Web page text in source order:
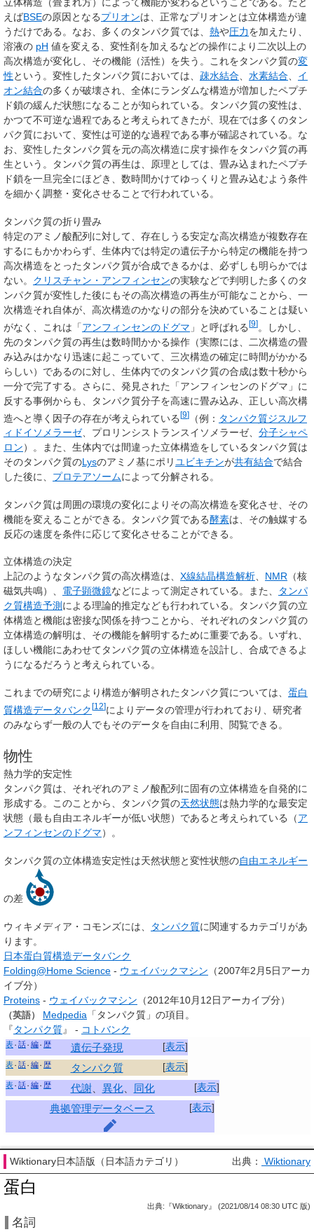
立体構造（畳まれ方）によって機能が変わるということである。たと
えばBSEの原因となるプリオンは、正常なプリオンとは立体構造が違
うだけである。なお、多くのタンパク質では、 熱や圧力を加えたり、
溶液の pH 値を変える、変性剤を加えるなどの操作により二次以上の
高次構造が変化し、その機能（活性）を失う。これをタンパク質の変
性という。変性したタンパク質においては、 疎水結合、 水素結合、 イ
オン結合の多くが破壊され、全体にランダムな構造が増加したペプチ
ド鎖の緩んだ状態になることが知られている。タンパク質の変性は、
かつて不可逆な過程であると考えられてきたが、現在では多くのタン
パク質において、変性は可逆的な過程である事が確認されている。な
お、変性したタンパク質を元の高次構造に戻す操作をタンパク質の再
生という。タンパク質の再生は、原理としては、畳み込まれたペプチ
ド鎖を一旦完全にほどき、数時間かけてゆっくりと畳み込むよう条件
を細かく調整・変化させることで行われている。
タンパク質の折り畳み
特定のアミノ酸配列に対して、存在しうる安定な高次構造が複数存在
するにもかかわらず、生体内では特定の遺伝子から特定の機能を持つ
高次構造をとったタンパク質が合成できるかは、必ずしも明らかでは
ない。 クリスチャン・アンフィンセンの実験などで判明した多くのタ
ンパク質が変性した後にもその高次構造の再生が可能なことから、一
次構造それ自体が、高次構造のかなりの部分を決めていることは疑い
がなく、これは「アンフィンセンのドグマ 」と呼ばれる[9]。しかし、
先のタンパク質の再生は数時間かかる操作（実際には、二次構造の畳
み込みはかなり迅速に起こっていて、三次構造の確定に時間がかかる
らしい）であるのに対し、生体内でのタンパク質の合成は数十秒から
一分で完了する。さらに、発見された「アンフィンセンのドグマ」に
反する事例からも、タンパク質分子を高速に畳み込み、正しい高次構
造へと導く因子の存在が考えられている[9] （例： タンパク質ジスルフ
ィドイソメラーゼ、プロリンシストランスイソメラーゼ、 分子シャペ
ロン）。また、生体内では間違った立体構造をしているタンパク質は
そのタンパク質のLysのアミノ基にポリユビキチンが共有結合で結合
した後に、 プロテアソームによって分解される。
タンパク質は周囲の環境の変化によりその高次構造を変化させ、その
機能を変えることができる。タンパク質である酵素は、その触媒する
反応の速度を条件に応じて変化させることができる。
立体構造の決定
上記のようなタンパク質の高次構造は、 X線結晶構造解析、 NMR （核
磁気共鳴）、 電子顕微鏡などによって測定されている。また、
タンパ
ク質構造予測 による理論的推定なども行われている。タンパク質の立
体構造と機能は密接な関係を持つことから、それぞれのタンパク質の
立体構造の解明は、その機能を解明するために重要である。いずれ、
ほしい機能にあわせてタンパク質の立体構造を設計し、合成できるよ
うになるだろうと考えられている。
これまでの研究により構造が解明されたタンパク質については、 蛋白
質構造データバンク[12]によりデータの管理が行われており、研究者
のみならず一般の人でもそのデータを自由に利用、閲覧できる。
物性
熱力学的安定性
タンパク質は、それぞれのアミノ酸配列に固有の立体構造を自発的に
形成する。このことから、タンパク質の天然状態は熱力学的な最安定
状態（最も自由エネルギーが低い状態）であると考えられている（ア
ンフィンセンのドグマ）。
タンパク質の立体構造安定性は天然状態と変性状態の自由エネルギー
の差
ウィキメディア・コモンズには、 タンパク質に関連するカテゴリがあ
ります。
日本蛋白質構造データバンク
Folding@Home Science - ウェイバックマシン （2007年2月5日アーカ
イブ分）
Proteins - ウェイバックマシン （2012年10月12日アーカイブ分）
（英語） Medpedia 「タンパク質」の項目。
『タンパク質』 - コトバンク
[表示]
表 話 編 歴 遺伝子発現
[表示]
表 話 編 歴 タンパク質
[表示]
表 話 編 歴 代謝、 異化、 同化
[表示]
典拠管理データベース
Wiktionary日本語版（日本語カテゴリ） 出典： Wiktionary
蛋白
出典:『Wiktionary』 (2021/08/14 08:30 UTC 版)
名詞